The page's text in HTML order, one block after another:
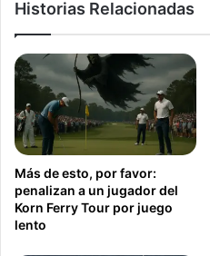
Historias Relacionadas
Más de esto, por favor:
penalizan a un jugador del
Korn Ferry Tour por juego
lento